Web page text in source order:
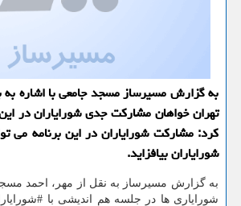
به گزارش مسیرساز مسجد جامعی با اشاره به
تهران خواهان مشاركت جدی شورایاران در
كرد: مشاركت شورایاران در این برنامه می
شورایاران بیافزاید.
به گزارش مسیرساز به نقل از مهر، احمد
شورایاری ها در جلسه هم اندیشی با